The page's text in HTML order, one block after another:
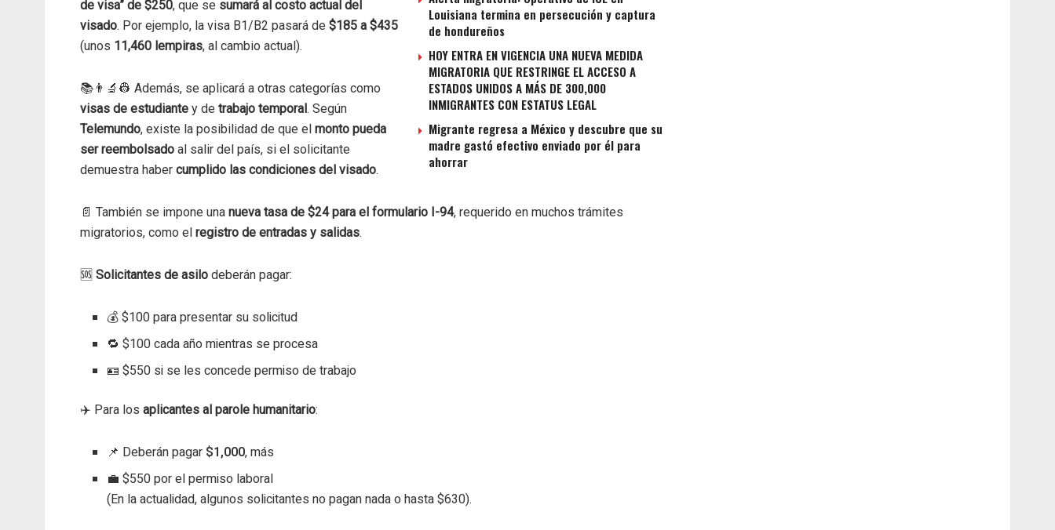
Louisiana termina en persecución y captura
de hondureños
HOY ENTRA EN VIGENCIA UNA NUEVA MEDIDA
MIGRATORIA QUE RESTRINGE EL ACCESO A
ESTADOS UNIDOS A MÁS DE 300,000
INMIGRANTES CON ESTATUS LEGAL
Migrante regresa a México y descubre que su
madre gastó efectivo enviado por él para
ahorrar
de visa” de $250, que se sumará al costo actual del
visado. Por ejemplo, la visa B1/B2 pasará de $185 a $435
(unos 11,460 lempiras, al cambio actual).
📚👨‍🔬👷 Además, se aplicará a otras categorías como
visas de estudiante y de trabajo temporal . Según
Telemundo, existe la posibilidad de que el monto pueda
ser reembolsado al salir del país, si el solicitante
demuestra haber cumplido las condiciones del visado.
📄 También se impone una nueva tasa de $24 para el formulario I-94, requerido en muchos trámites
migratorios, como el registro de entradas y salidas.
🆘 Solicitantes de asilo deberán pagar:
💰 $100 para presentar su solicitud
🔁 $100 cada año mientras se procesa
🪪 $550 si se les concede permiso de trabajo
✈️ Para los aplicantes al parole humanitario:
📌 Deberán pagar $1,000, más
💼 $550 por el permiso laboral
(En la actualidad, algunos solicitantes no pagan nada o hasta $630).